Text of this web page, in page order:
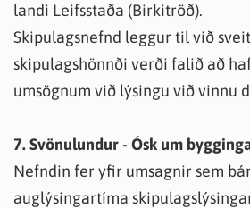
landi Leifsstaða (Birkitröð).
Skipulagsnefnd leggur til við
skipulagshönnði verði falið að
umsögnum við lýsingu við vinnu
7. Svönulundur - Ósk um
Nefndin fer yfir umsagnir sem
auglýsingartíma